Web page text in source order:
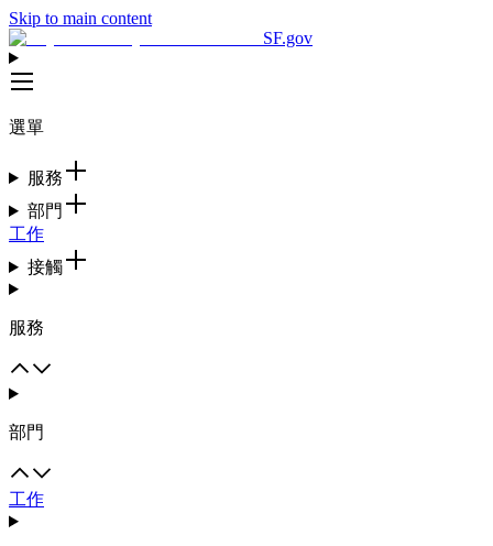
Skip to main content
SF.gov
選單
服務
部門
工作
接觸
服務
部門
工作